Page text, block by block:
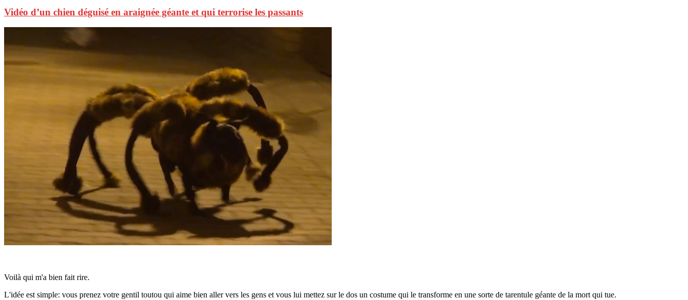
Vidéo d’un chien déguisé en araignée géante et qui terrorise les passants
Voilà qui m'a bien fait rire.
L'idée est simple: vous prenez votre gentil toutou qui aime bien aller vers les gens et vous lui mettez sur le dos un costume qui le transforme en une sorte de tarentule géante de la mort qui tue.